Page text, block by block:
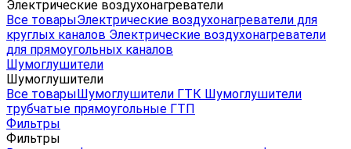
Электрические воздухонагреватели
Все товарыЭлектрические воздухонагреватели для
круглых каналов Электрические воздухонагреватели
для прямоугольных каналов
Шумоглушители
Шумоглушители
Все товарыШумоглушители ГТК Шумоглушители
трубчатые прямоугольные ГТП
Фильтры
Фильтры